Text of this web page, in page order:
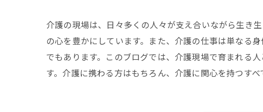
介護の現場は、日々多くの人々が支え合いながら生き
の心を豊かにしています。また、介護の仕事は単なる
でもあります。このブログでは、介護現場で育まれる
す。介護に携わる方はもちろん、介護に関心を持つす